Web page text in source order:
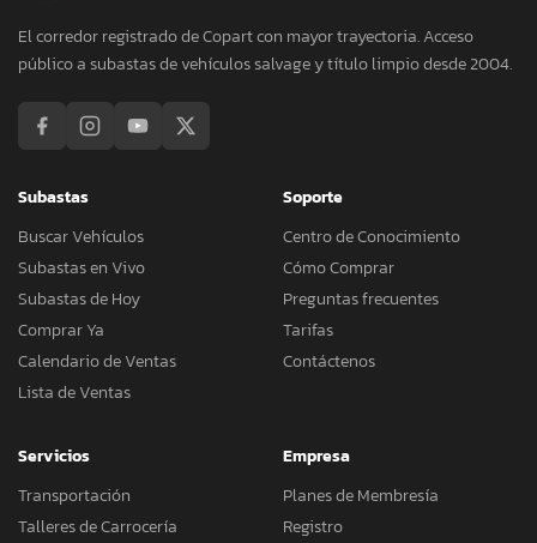
El corredor registrado de Copart con mayor trayectoria. Acceso
público a subastas de vehículos salvage y título limpio desde 2004.
Subastas
Buscar Vehículos
Subastas en Vivo
Subastas de Hoy
Comprar Ya
Calendario de Ventas
Lista de Ventas
Soporte
Centro de Conocimiento
Cómo Comprar
Preguntas frecuentes
Tarifas
Contáctenos
Servicios
Transportación
Talleres de Carrocería
Empresa
Planes de Membresía
Registro